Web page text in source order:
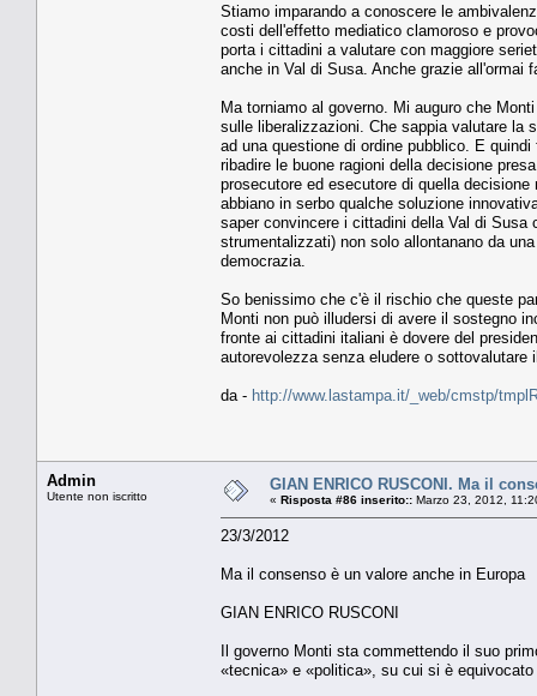
Stiamo imparando a conoscere le
costi dell'effetto mediatico clamoroso e
porta i cittadini a valutare con maggiore
anche in Val di Susa. Anche grazie all'ormai
Ma torniamo al governo. Mi auguro che
sulle liberalizzazioni. Che sappia valutare la
ad una questione di ordine pubblico. E
ribadire le buone ragioni della decisione
prosecutore ed esecutore di quella
abbiano in serbo qualche soluzione
saper convincere i cittadini della Val di Susa
strumentalizzati) non solo allontanano da
democrazia.
So benissimo che c'è il rischio che queste
Monti non può illudersi di avere il sostegno
fronte ai cittadini italiani è dovere del
autorevolezza senza eludere o
da - http://www.lastampa.it/_web/cmstp/
Admin
Utente non iscritto
GIAN ENRICO RUSCONI. Ma il
« Risposta #86 inserito:: Marzo 23, 2012,
23/3/2012
Ma il consenso è un valore anche in Europa
GIAN ENRICO RUSCONI
Il governo Monti sta commettendo il suo
«tecnica» e «politica», su cui si è